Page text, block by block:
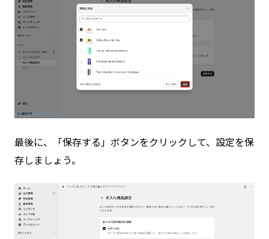
最後に、「保存する」ボタンをクリックして、設定を保
存しましょう。